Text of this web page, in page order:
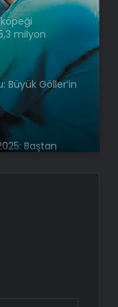
Büyük Göller’in
Baştan
2025:
ne